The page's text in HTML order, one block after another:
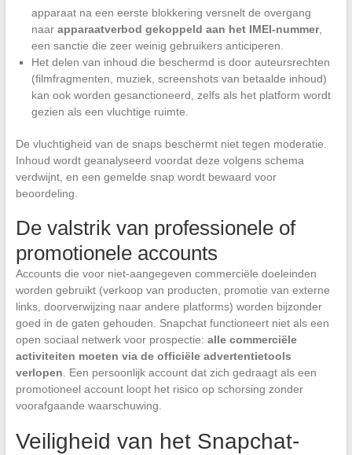
apparaat na een eerste blokkering versnelt de overgang
naar apparaatverbod gekoppeld aan het IMEI-nummer,
een sanctie die zeer weinig gebruikers anticiperen.
Het delen van inhoud die beschermd is door auteursrechten
(filmfragmenten, muziek, screenshots van betaalde inhoud)
kan ook worden gesanctioneerd, zelfs als het platform wordt
gezien als een vluchtige ruimte.
De vluchtigheid van de snaps beschermt niet tegen moderatie.
Inhoud wordt geanalyseerd voordat deze volgens schema
verdwijnt, en een gemelde snap wordt bewaard voor
beoordeling.
De valstrik van professionele of
promotionele accounts
Accounts die voor niet-aangegeven commerciële doeleinden
worden gebruikt (verkoop van producten, promotie van externe
links, doorverwijzing naar andere platforms) worden bijzonder
goed in de gaten gehouden. Snapchat functioneert niet als een
open sociaal netwerk voor prospectie: alle commerciële
activiteiten moeten via de officiële advertentietools
verlopen. Een persoonlijk account dat zich gedraagt als een
promotioneel account loopt het risico op schorsing zonder
voorafgaande waarschuwing.
Veiligheid van het Snapchat-